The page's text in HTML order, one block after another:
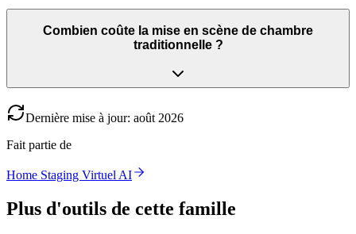
Combien coûte la mise en scène de chambre
traditionnelle ?
Dernière mise à jour: août 2026
Fait partie de
Home Staging Virtuel AI
Plus d'outils de cette famille